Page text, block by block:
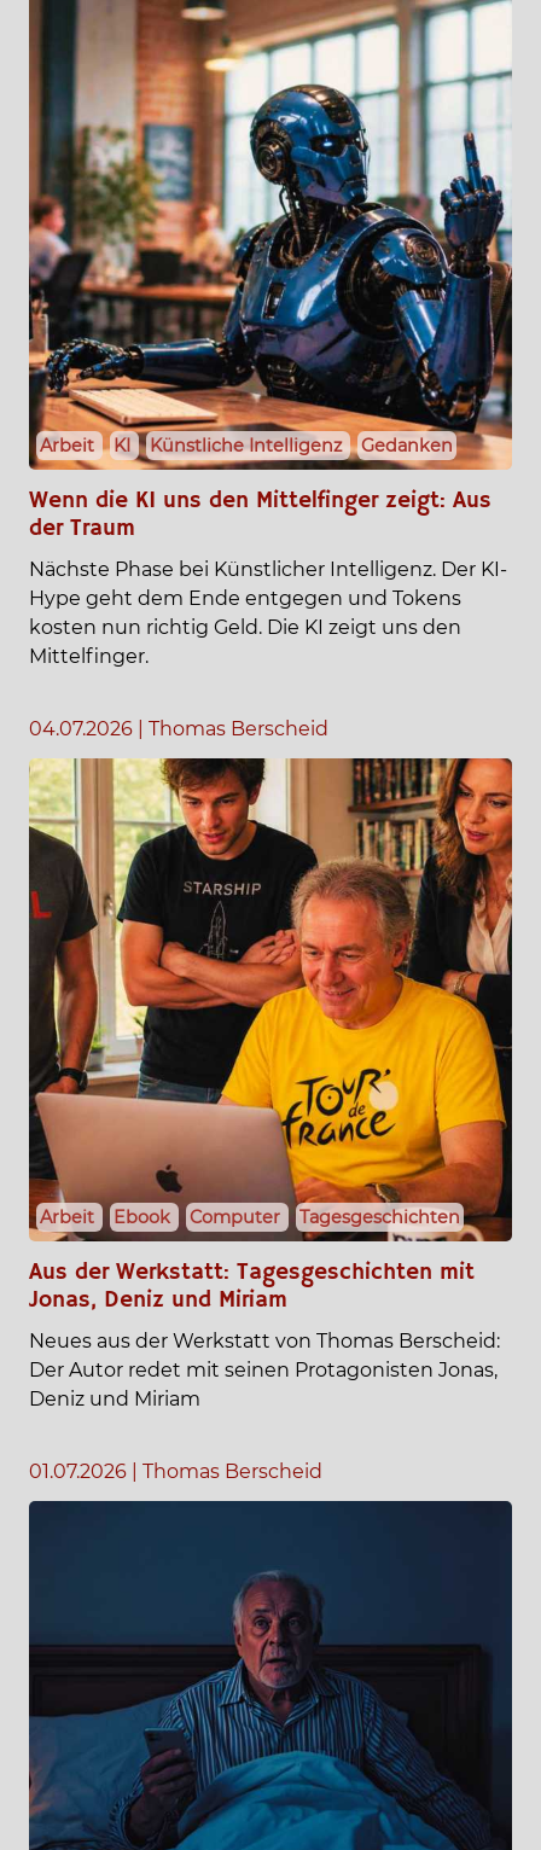
Arbeit KI Künstliche Intelligenz Gedanken
Wenn die KI uns den Mittelfinger zeigt: Aus
der Traum
Nächste Phase bei Künstlicher Intelligenz. Der KI-
Hype geht dem Ende entgegen und Tokens
kosten nun richtig Geld. Die KI zeigt uns den
Mittelfinger.
04.07.2026 Thomas Berscheid
Arbeit Ebook Computer Tagesgeschichten
Aus der Werkstatt: Tagesgeschichten mit
Jonas, Deniz und Miriam
Neues aus der Werkstatt von Thomas Berscheid:
Der Autor redet mit seinen Protagonisten Jonas,
Deniz und Miriam
01.07.2026 Thomas Berscheid